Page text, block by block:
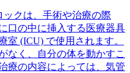
クは、手術や治療の際
口の中に挿入する医療器具
室 (ICU) で使用されます。
なく、自分の体を動かすこ
療の内容によっては、気管